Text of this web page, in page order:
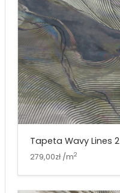
Tapeta Wavy Lines 2
279,00zł /m2